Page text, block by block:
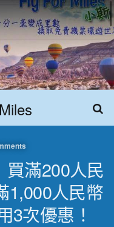
買滿200人民
1,000人民幣
3次優惠！